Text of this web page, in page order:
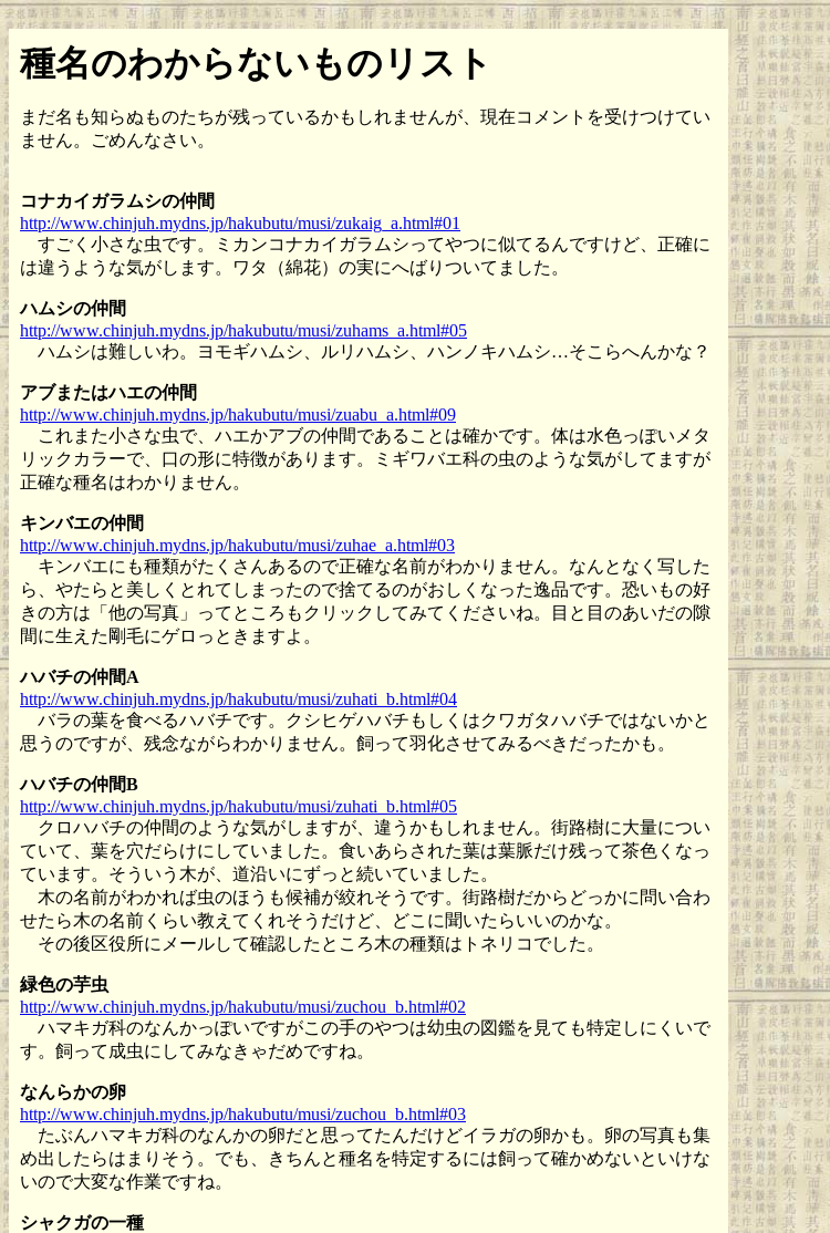
種名のわからないものリスト
まだ名も知らぬものたちが残っているかもしれませんが、現在コメントを受けつけてい
ません。ごめんなさい。
コナカイガラムシの仲間
http://www.chinjuh.mydns.jp/hakubutu/musi/zukaig_a.html#01
すごく小さな虫です。ミカンコナカイガラムシってやつに似てるんですけど、正確に
は違うような気がします。ワタ（綿花）の実にへばりついてました。
ハムシの仲間
http://www.chinjuh.mydns.jp/hakubutu/musi/zuhams_a.html#05
ハムシは難しいわ。ヨモギハムシ、ルリハムシ、ハンノキハムシ…そこらへんかな？
アブまたはハエの仲間
http://www.chinjuh.mydns.jp/hakubutu/musi/zuabu_a.html#09
これまた小さな虫で、ハエかアブの仲間であることは確かです。体は水色っぽいメタ
リックカラーで、口の形に特徴があります。ミギワバエ科の虫のような気がしてますが
正確な種名はわかりません。
キンバエの仲間
http://www.chinjuh.mydns.jp/hakubutu/musi/zuhae_a.html#03
キンバエにも種類がたくさんあるので正確な名前がわかりません。なんとなく写した
ら、やたらと美しくとれてしまったので捨てるのがおしくなった逸品です。恐いもの好
きの方は「他の写真」ってところもクリックしてみてくださいね。目と目のあいだの隙
間に生えた剛毛にゲロっときますよ。
ハバチの仲間A
http://www.chinjuh.mydns.jp/hakubutu/musi/zuhati_b.html#04
バラの葉を食べるハバチです。クシヒゲハバチもしくはクワガタハバチではないかと
思うのですが、残念ながらわかりません。飼って羽化させてみるべきだったかも。
ハバチの仲間B
http://www.chinjuh.mydns.jp/hakubutu/musi/zuhati_b.html#05
クロハバチの仲間のような気がしますが、違うかもしれません。街路樹に大量につい
ていて、葉を穴だらけにしていました。食いあらされた葉は葉脈だけ残って茶色くなっ
ています。そういう木が、道沿いにずっと続いていました。
木の名前がわかれば虫のほうも候補が絞れそうです。街路樹だからどっかに問い合わ
せたら木の名前くらい教えてくれそうだけど、どこに聞いたらいいのかな。
その後区役所にメールして確認したところ木の種類はトネリコでした。
緑色の芋虫
http://www.chinjuh.mydns.jp/hakubutu/musi/zuchou_b.html#02
ハマキガ科のなんかっぽいですがこの手のやつは幼虫の図鑑を見ても特定しにくいで
す。飼って成虫にしてみなきゃだめですね。
なんらかの卵
http://www.chinjuh.mydns.jp/hakubutu/musi/zuchou_b.html#03
たぶんハマキガ科のなんかの卵だと思ってたんだけどイラガの卵かも。卵の写真も集
め出したらはまりそう。でも、きちんと種名を特定するには飼って確かめないといけな
いので大変な作業ですね。
シャクガの一種